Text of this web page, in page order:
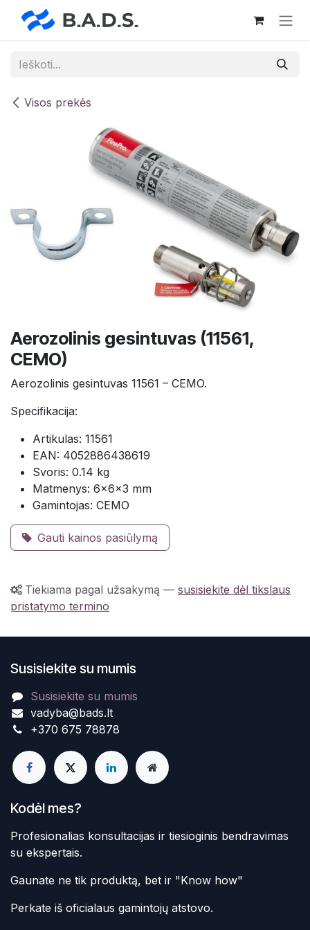
Skip to Content
Visos prekės
Aerozolinis gesintuvas (11561,
CEMO)
Aerozolinis gesintuvas 11561 – CEMO.
Specifikacija:
Artikulas: 11561
EAN: 4052886438619
Svoris: 0.14 kg
Matmenys: 6×6×3 mm
Gamintojas: CEMO
Gauti kainos pasiūlymą
Tiekiama pagal užsakymą — susisiekite dėl tikslaus
pristatymo termino
Susisiekite su mumis
Susisiekite su mumis
vadyba@bads.lt
+370 675 78878
Kodėl mes?
Profesionalias konsultacijas ir tiesioginis bendravimas
su ekspertais.
Gaunate ne tik produktą, bet ir "Know how"
Perkate iš oficialaus gamintojų atstovo.